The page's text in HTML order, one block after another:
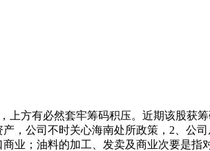
方有必然套牢筹码积压。近期该股获
，公司不时关心海南处所政策，2、公
业；油料的加工、发卖及商业次要是指